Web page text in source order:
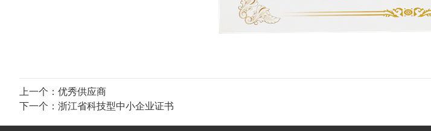
上一个： 优秀供应商
下一个： 浙江省科技型中小企业证书